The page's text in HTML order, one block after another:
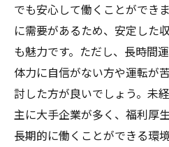
でも安心して働くことができ
に需要があるため、安定した
も魅力です。ただし、長時間
体力に自信がない方や運転が
討した方が良いでしょう。未
主に大手企業が多く、福利厚
長期的に働くことができる環